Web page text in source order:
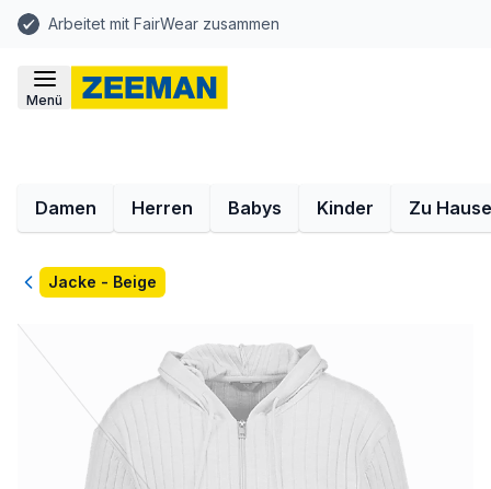
Arbeitet mit FairWear zusammen
Menü
Damen Herren Babys Kinder Zu Hause
ZurückJacke - Beige